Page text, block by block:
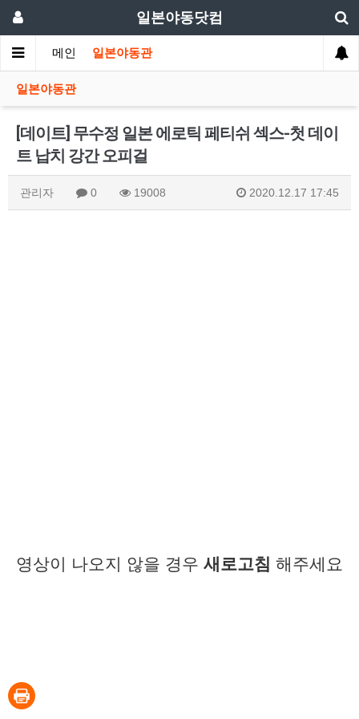
일본야동닷컴
메인 일본야동관
일본야동관
[데이트] 무수정 일본 에로틱 페티쉬 섹스-첫 데이
트 납치 강간 오피걸
관리자 0 19008 2020.12.17 17:45
영상이 나오지 않을 경우 새로고침 해주세요